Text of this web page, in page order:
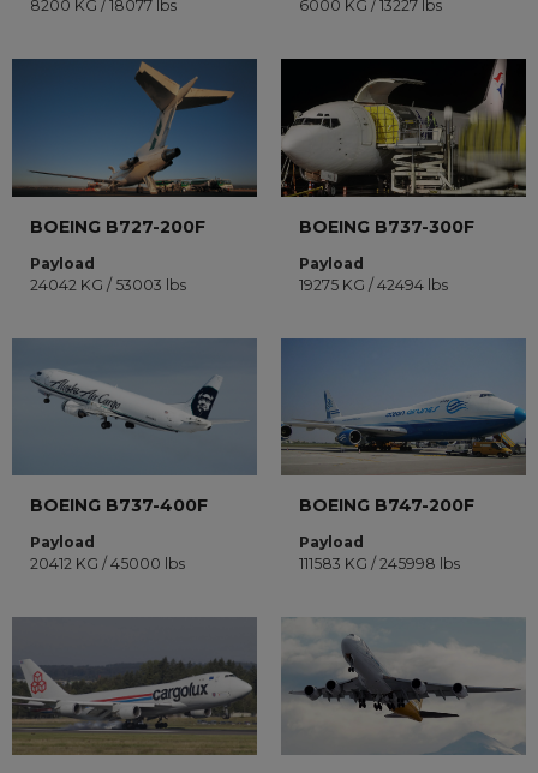
8200 KG / 18077 lbs 6000 KG / 13227 lbs
BOEING B727-200F
Payload
24042 KG / 53003 lbs
BOEING B737-300F
Payload
19275 KG / 42494 lbs
BOEING B737-400F
Payload
20412 KG / 45000 lbs
BOEING B747-200F
Payload
111583 KG / 245998 lbs